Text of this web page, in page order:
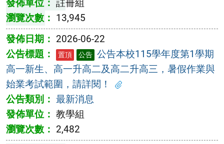
註冊組
13,945
2026-06-22
置頂 公告 公告本校115學年度第1學期
高一新生、高一升高二及高二升高三，暑假作業與
始業考試範圍，請詳閱！
最新消息
教學組
2,482